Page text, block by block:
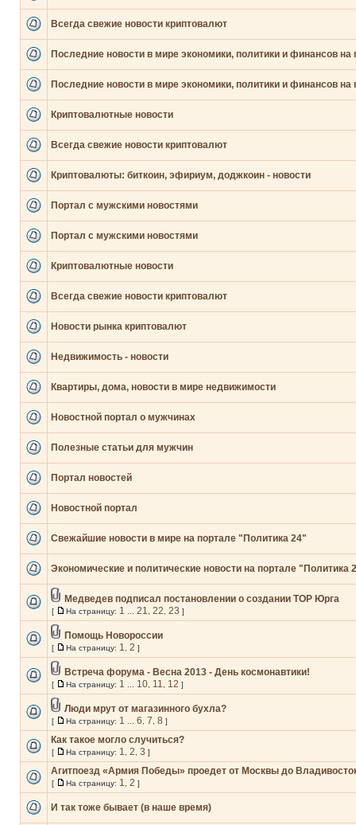
Всегда свежие новости криптовалют
Последние новости в мире экономики, политики и финансов на
Последние новости в мире экономики, политики и финансов на
Криптовалютные новости
Всегда свежие новости криптовалют
Криптовалюты: биткоин, эфириум, доджкоин - новости
Портал с мужскими новостями
Портал с мужскими новостями
Криптовалютные новости
Всегда свежие новости криптовалют
Новости рынка криптовалют
Недвижимость - новости
Квартиры, дома, новости в мире недвижимости
Новостной портал о мужчинах
Полезные статьи для мужчин
Портал новостей
Новостной портал
Свежайшие новости в мире на портале "Политика 24"
Экономические и политические новости на портале "Политика
Медведев подписал постановлении о создании ТОР Юрга
[ На страницу: 1 21 22 23 ]
Помощь Новороссии
[ На страницу: 1 2 ]
Встреча форума - Весна 2013 - День космонавтики!
[ На страницу: 1 10 11 12 ]
Люди мрут от магазинного бухла?
[ На страницу: 1 6 7 8 ]
Как такое могло случиться?
[ На страницу: 1 2 3 ]
Агитпоезд «Армия Победы» проедет от Москвы до
[ На страницу: 1 2 ]
И так тоже бывает (в наше время)